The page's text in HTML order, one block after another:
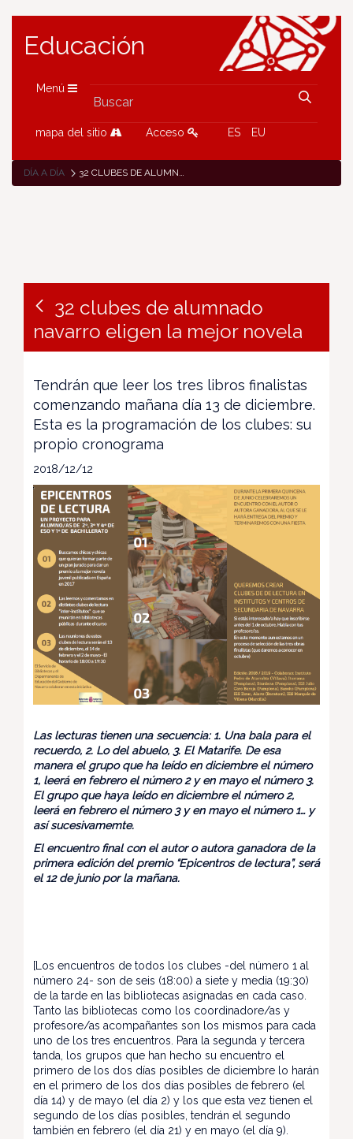
Educación
Menú
mapa del sitio Acceso ES EU
DÍA A DÍA 32 CLUBES DE ALUMNADO NAVARRO ELIGEN LA MEJOR NOVELA
32 clubes de alumnado
navarro eligen la mejor novela
Tendrán que leer los tres libros finalistas
comenzando mañana día 13 de diciembre.
Esta es la programación de los clubes: su
propio cronograma
2018/12/12
Las lecturas tienen una secuencia: 1. Una bala para el
recuerdo, 2. Lo del abuelo, 3. El Matarife. De esa
manera el grupo que ha leído en diciembre el número
1, leerá en febrero el número 2 y en mayo el número 3.
El grupo que haya leído en diciembre el número 2,
leerá en febrero el número 3 y en mayo el número 1… y
así sucesivamemte.
El encuentro final con el autor o autora ganadora de la
primera edición del premio “Epicentros de lectura”, será
el 12 de junio por la mañana.
[Los encuentros de todos los clubes -del número 1 al
número 24- son de seis (18:00) a siete y media (19:30)
de la tarde en las bibliotecas asignadas en cada caso.
Tanto las bibliotecas como los coordinadore/as y
profesore/as acompañantes son los mismos para cada
uno de los tres encuentros. Para la segunda y tercera
tanda, los grupos que han hecho su encuentro el
primero de los dos días posibles de diciembre lo harán
en el primero de los dos días posibles de febrero (el
día 14) y de mayo (el día 2) y los que esta vez tienen el
segundo de los días posibles, tendrán el segundo
también en febrero (el día 21) y en mayo (el día 9).